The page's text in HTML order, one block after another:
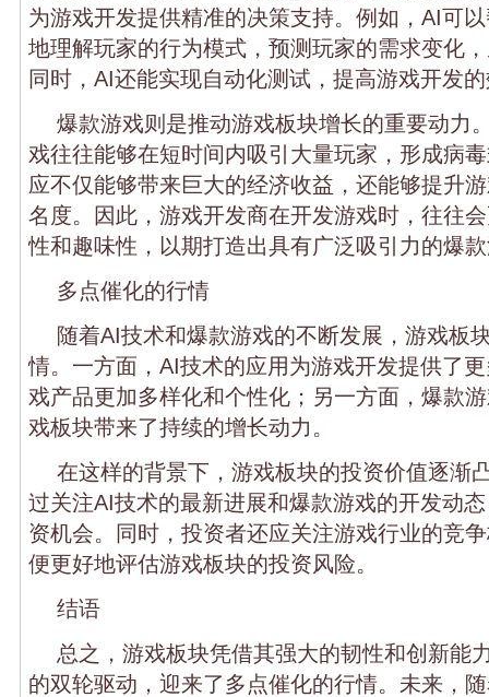
为游戏开发提供精准的决策支持。例如，AI可
地理解玩家的行为模式，预测玩家的需求变化
同时，AI还能实现自动化测试，提高游戏开发
爆款游戏则是推动游戏板块增长的重要动力
戏往往能够在短时间内吸引大量玩家，形成病
应不仅能够带来巨大的经济收益，还能够提升
名度。因此，游戏开发商在开发游戏时，往往
性和趣味性，以期打造出具有广泛吸引力的爆
多点催化的行情
随着AI技术和爆款游戏的不断发展，游戏板
情。一方面，AI技术的应用为游戏开发提供了
戏产品更加多样化和个性化；另一方面，爆款
戏板块带来了持续的增长动力。
在这样的背景下，游戏板块的投资价值逐渐
过关注AI技术的最新进展和爆款游戏的开发动
资机会。同时，投资者还应关注游戏行业的竞
便更好地评估游戏板块的投资风险。
结语
总之，游戏板块凭借其强大的韧性和创新能
的双轮驱动，迎来了多点催化的行情。未来，